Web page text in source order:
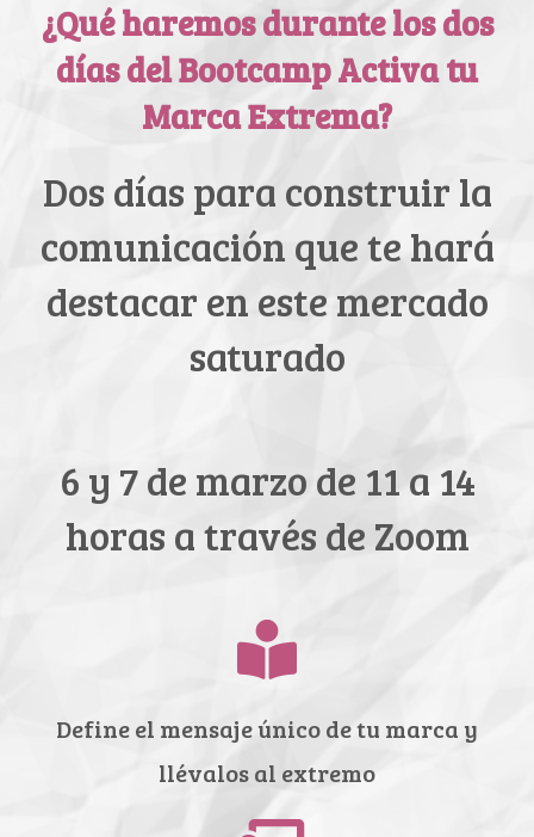
¿Qué haremos durante los dos
días del Bootcamp Activa tu
Marca Extrema?
Dos días para construir la
comunicación que te hará
destacar en este mercado
saturado
6 y 7 de marzo de 11 a 14
horas a través de Zoom
Define el mensaje único de tu marca y
llévalos al extremo